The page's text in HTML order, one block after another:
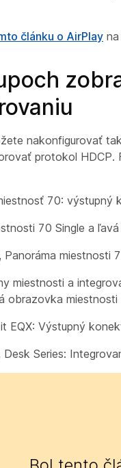
článku o AirPlay
nakonfigurovať
protokol
70:
70 Single a
miestnosti a
obrazovka miestnosti
EQX: Výstupný
Series: